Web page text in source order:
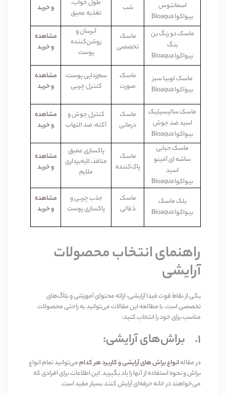
اسمانتوس
بیواکواBioaqua
شب
طول خواب،
تغذیه عمیق
و خرید
ماسک دو رنگ بن
بنگ
بیواکواBioaqua
ماسک
تخصصی
آبرسان و
روشن‌کننده
پوست
مشاهده
و خرید
ماسک لوبیا سبز
بیواکواBioaqua
ماسک
صورت
سم‌زدایی پوست،
کنترل چربی
مشاهده
و خرید
ماسک سالیسیلیک
اسید ضد جوش
بیواکواBioaqua
ماسک
درمانی
کنترل جوش و
آکنه، ضد التهاب
مشاهده
و خرید
ماسک حبابی
ساشه ای آمینو
اسید
بیواکواBioaqua
ماسک
پاک‌کننده
پاکسازی عمیق
منافذ، لایه‌برداری
ملایم
مشاهده
و خرید
بلک ماسک
بیواکواBioaqua
ماسک
ذغالی
جذب چربی و
پاکسازی پوست
مشاهده
و خرید
راهنمای انتخاب محصولات
آرایشی
یکی از نقاط قوت فیدا آرایشی، ارائه محتوای آموزشی و بلاگ‌های
تخصصی است. با مطالعه این مقالات می‌توانید به راحتی محصولات
مناسب برای خود را انتخاب کنید:
1. براش‌های آرایشی:
در مقالهانواع براش های آرایشی و کاربرد هر کداممی‌توانید تمام انواع
براش و نحوه استفاده از آنها را یاد بگیرید. این اطلاعات برای افرادی که
می‌خواهند در خانه حرفه‌ای آرایش کنند بسیار مفید است.